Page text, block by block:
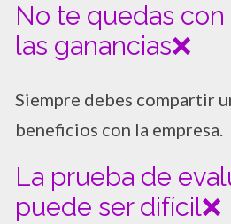
No te quedas con
las ganancias❌
Siempre debes compartir
beneficios con la empresa.
La prueba de
puede ser difícil❌